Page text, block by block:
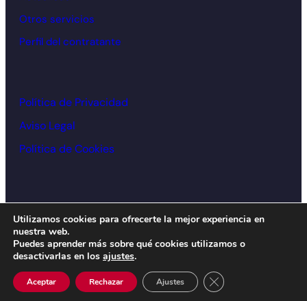
Otros servicios
Perfil del contratante
Política de Privacidad
Aviso Legal
Política de Cookies
Diseño y desarrollo:
Utilizamos cookies para ofrecerte la mejor experiencia en
nuestra web.
Puedes aprender más sobre qué cookies utilizamos o
desactivarlas en los ajustes.
Aceptar Rechazar Ajustes Cerrar el banner de